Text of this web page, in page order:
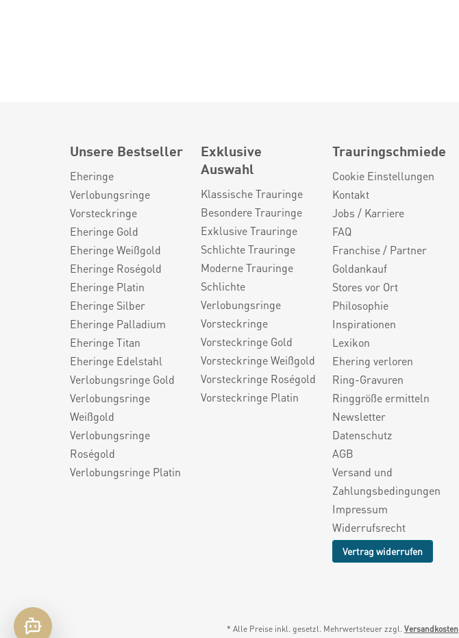
Unsere Bestseller
Eheringe
Verlobungsringe
Vorsteckringe
Eheringe Gold
Eheringe Weißgold
Eheringe Roségold
Eheringe Platin
Eheringe Silber
Eheringe Palladium
Eheringe Titan
Eheringe Edelstahl
Verlobungsringe Gold
Verlobungsringe
Weißgold
Verlobungsringe
Roségold
Verlobungsringe Platin
Exklusive
Auswahl
Klassische Trauringe
Besondere Trauringe
Exklusive Trauringe
Schlichte Trauringe
Moderne Trauringe
Schlichte
Verlobungsringe
Vorsteckringe
Vorsteckringe Gold
Vorsteckringe Weißgold
Vorsteckringe Roségold
Vorsteckringe Platin
Trauringschmiede
Cookie Einstellungen
Kontakt
Jobs / Karriere
FAQ
Franchise / Partner
Goldankauf
Stores vor Ort
Philosophie
Inspirationen
Lexikon
Ehering verloren
Ring-Gravuren
Ringgröße ermitteln
Newsletter
Datenschutz
AGB
Versand und
Zahlungsbedingungen
Impressum
Widerrufsrecht
Vertrag widerrufen
* Alle Preise inkl. gesetzl. Mehrwertsteuer zzgl. Versandkosten